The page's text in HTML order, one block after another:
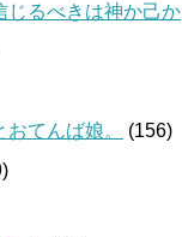
じるべきは神か己か
てんば娘。
(156)